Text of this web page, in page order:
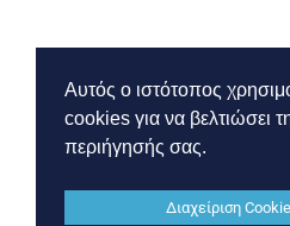
Αυτός ο ιστότοπος
cookies για να βελτιώσει
περιήγησής σας.
Διαχείριση